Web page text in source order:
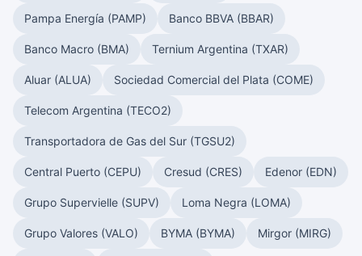
Pampa Energía (PAMP) Banco BBVA (BBAR)
Banco Macro (BMA) Ternium Argentina (TXAR)
Aluar (ALUA) Sociedad Comercial del Plata (COME)
Telecom Argentina (TECO2)
Transportadora de Gas del Sur (TGSU2)
Central Puerto (CEPU) Cresud (CRES) Edenor (EDN)
Grupo Supervielle (SUPV) Loma Negra (LOMA)
Grupo Valores (VALO) BYMA (BYMA) Mirgor (MIRG)